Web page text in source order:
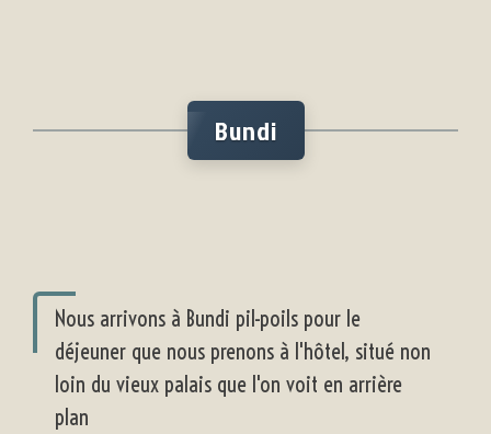
Bundi
Nous arrivons à Bundi pil-poils pour le
déjeuner que nous prenons à l'hôtel, situé non
loin du vieux palais que l'on voit en arrière
plan